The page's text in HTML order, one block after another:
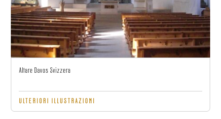
Altare Davos Svizzera
ULTERIORI ILLUSTRAZIONI